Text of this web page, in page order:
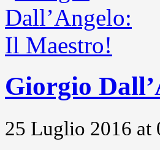
Giorgio
25 Luglio 2016 at